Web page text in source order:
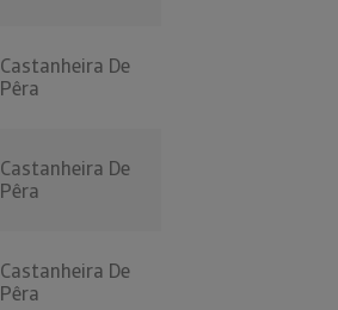
Castanheira De
Pêra
Castanheira De
Pêra
Castanheira De
Pêra